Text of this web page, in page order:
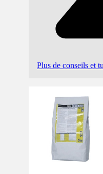
Plus de conseils et